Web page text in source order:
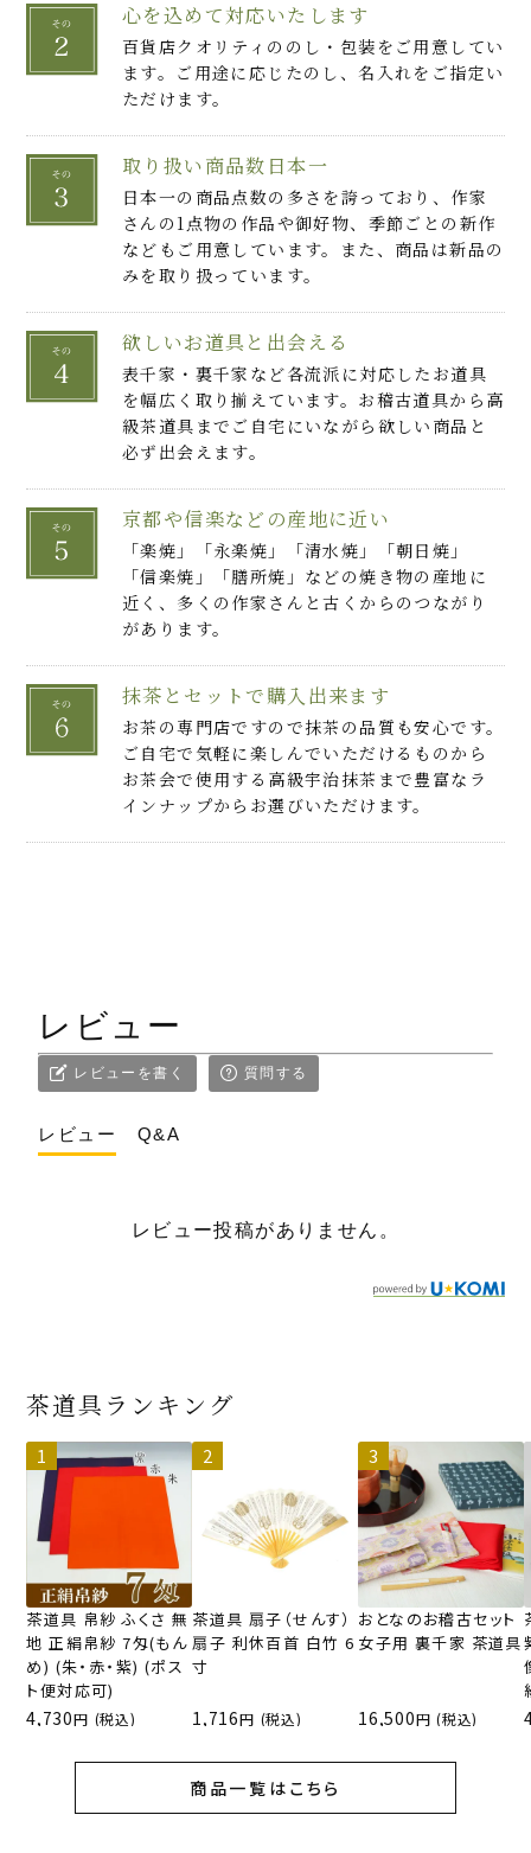
心を込めて対応いたします
百貨店クオリティののし・包装をご用意してい
ます。ご用途に応じたのし、名入れをご指定い
ただけます。
取り扱い商品数日本一
日本一の商品点数の多さを誇っており、作家
さんの1点物の作品や御好物、季節ごとの新作
などもご用意しています。また、商品は新品の
みを取り扱っています。
欲しいお道具と出会える
表千家・裏千家など各流派に対応したお道具
を幅広く取り揃えています。お稽古道具から高
級茶道具までご自宅にいながら欲しい商品と
必ず出会えます。
京都や信楽などの産地に近い
「楽焼」「永楽焼」「清水焼」「朝日焼」
「信楽焼」「膳所焼」などの焼き物の産地に
近く、多くの作家さんと古くからのつながり
があります。
抹茶とセットで購入出来ます
お茶の専門店ですので抹茶の品質も安心です。
ご自宅で気軽に楽しんでいただけるものから
お茶会で使用する高級宇治抹茶まで豊富なラ
インナップからお選びいただけます。
レビュー
レビューを書く 質問する
レビュー Q&A
レビュー投稿がありません。
茶道具ランキング
茶道具 帛紗 ふくさ 無
地 正絹帛紗 7匁(もん
め) (朱・赤・紫) (ポス
ト便対応可)
4,730 (税込)
茶道具 扇子（せんす）
扇子 利休百首 白竹 6
寸
1,716 (税込)
おとなのお稽古セット
女子用 裏千家 茶道具
16,500 (税込)
商品一覧はこちら